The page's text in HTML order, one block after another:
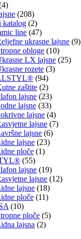
(208)
katalog (2)
line (47)
ukrasne lajsne (9)
obloge (10)
LX lajsne (25)
rozete (3)
(94)
zaštite (2)
lajsne (23)
lajsne (33)
lajsne (4)
lajsne (7)
lajsne (6)
lajsne (23)
ploče (1)
(55)
lajsne (19)
lajsne (12)
lajsne (18)
ploče (11)
(10)
ploče (5)
lajsna (2)